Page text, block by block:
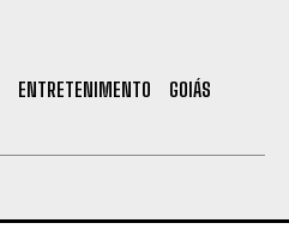
ENTRETENIMENTO
GOIÁS